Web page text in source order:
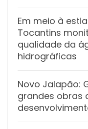
Em meio à
Tocantins
qualidade da
hidrográficas
Novo Jalapão:
grandes obras